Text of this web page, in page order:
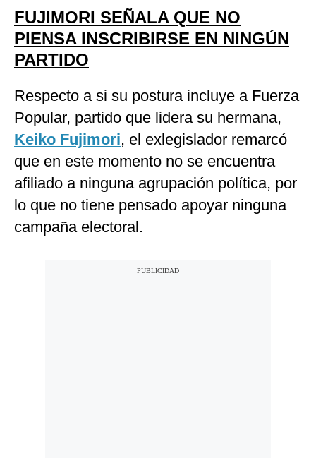
FUJIMORI SEÑALA QUE NO
PIENSA INSCRIBIRSE EN NINGÚN
PARTIDO
Respecto a si su postura incluye a Fuerza
Popular, partido que lidera su hermana,
Keiko Fujimori, el exlegislador remarcó
que en este momento no se encuentra
afiliado a ninguna agrupación política, por
lo que no tiene pensado apoyar ninguna
campaña electoral.